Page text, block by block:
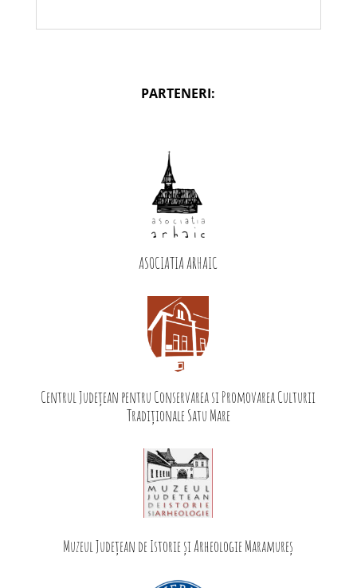
PARTENERI:
ASOCIATIA ARHAIC
Centrul Județean pentru Conservarea si Promovarea Culturii
Tradiționale Satu Mare
Muzeul Județean de Istorie și Arheologie Maramureş